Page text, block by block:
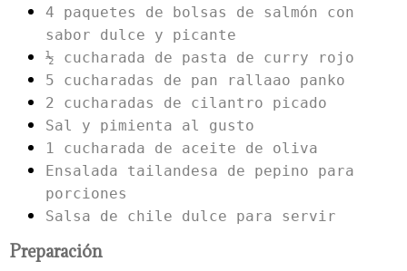
4 paquetes de bolsas de salmón con
sabor dulce y picante
½ cucharada de pasta de curry rojo
5 cucharadas de pan rallaao panko
2 cucharadas de cilantro picado
Sal y pimienta al gusto
1 cucharada de aceite de oliva
Ensalada tailandesa de pepino para
porciones
Salsa de chile dulce para servir
Preparación